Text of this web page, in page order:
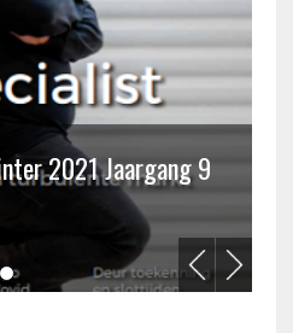
2021 Jaargang 9